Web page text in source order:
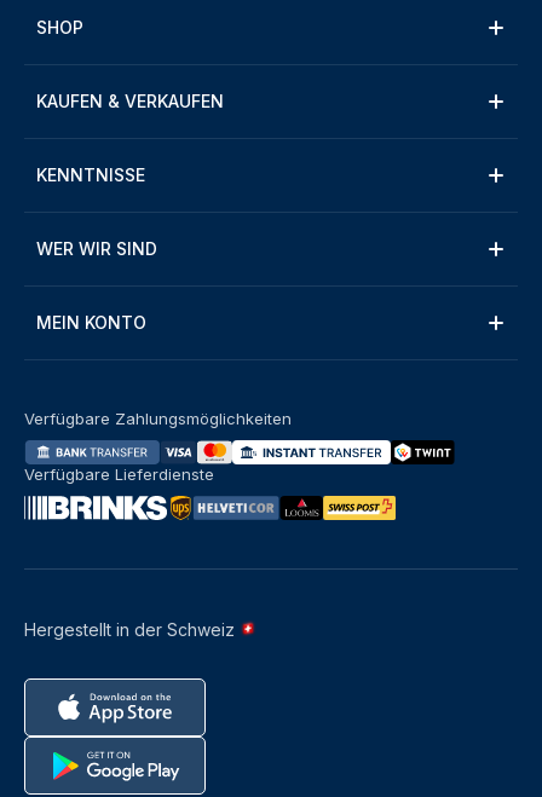
SHOP
KAUFEN & VERKAUFEN
KENNTNISSE
WER WIR SIND
MEIN KONTO
Hergestellt in der Schweiz
Verfügbare Zahlungsmöglichkeiten
Verfügbare Lieferdienste